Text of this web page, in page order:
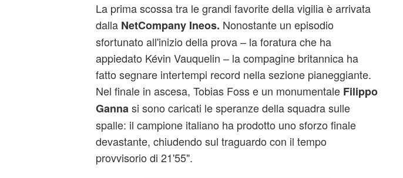
La prima scossa tra le grandi favorite della vigilia è arrivata
dalla NetCompany Ineos. Nonostante un episodio
sfortunato all'inizio della prova – la foratura che ha
appiedato Kévin Vauquelin – la compagine britannica ha
fatto segnare intertempi record nella sezione pianeggiante.
Nel finale in ascesa, Tobias Foss e un monumentale Filippo
Ganna si sono caricati le speranze della squadra sulle
spalle: il campione italiano ha prodotto uno sforzo finale
devastante, chiudendo sul traguardo con il tempo
provvisorio di 21'55".